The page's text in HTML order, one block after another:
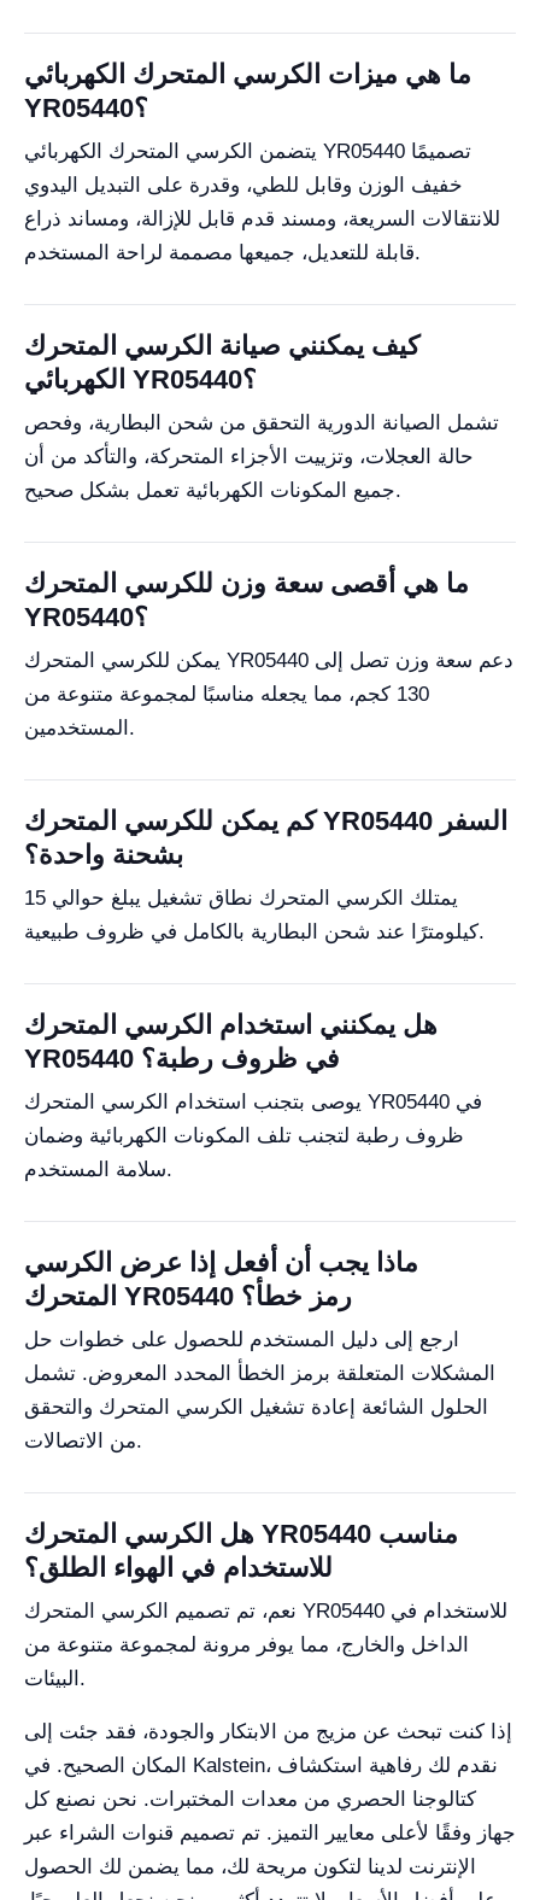
ما هي ميزات الكرسي المتحرك الكهربائي
YR05440؟
يتضمن الكرسي المتحرك الكهربائي YR05440 تصميمًا
خفيف الوزن وقابل للطي، وقدرة على التبديل اليدوي
للانتقالات السريعة، ومسند قدم قابل للإزالة، ومساند ذراع
قابلة للتعديل، جميعها مصممة لراحة المستخدم.
كيف يمكنني صيانة الكرسي المتحرك
الكهربائي YR05440؟
تشمل الصيانة الدورية التحقق من شحن البطارية، وفحص
حالة العجلات، وتزييت الأجزاء المتحركة، والتأكد من أن
جميع المكونات الكهربائية تعمل بشكل صحيح.
ما هي أقصى سعة وزن للكرسي المتحرك
YR05440؟
يمكن للكرسي المتحرك YR05440 دعم سعة وزن تصل إلى
130 كجم، مما يجعله مناسبًا لمجموعة متنوعة من
المستخدمين.
كم يمكن للكرسي المتحرك YR05440 السفر
بشحنة واحدة؟
يمتلك الكرسي المتحرك نطاق تشغيل يبلغ حوالي 15
كيلومترًا عند شحن البطارية بالكامل في ظروف طبيعية.
هل يمكنني استخدام الكرسي المتحرك
YR05440 في ظروف رطبة؟
يوصى بتجنب استخدام الكرسي المتحرك YR05440 في
ظروف رطبة لتجنب تلف المكونات الكهربائية وضمان
سلامة المستخدم.
ماذا يجب أن أفعل إذا عرض الكرسي
المتحرك YR05440 رمز خطأ؟
ارجع إلى دليل المستخدم للحصول على خطوات حل
المشكلات المتعلقة برمز الخطأ المحدد المعروض. تشمل
الحلول الشائعة إعادة تشغيل الكرسي المتحرك والتحقق
من الاتصالات.
هل الكرسي المتحرك YR05440 مناسب
للاستخدام في الهواء الطلق؟
نعم، تم تصميم الكرسي المتحرك YR05440 للاستخدام في
الداخل والخارج، مما يوفر مرونة لمجموعة متنوعة من
البيئات.
إذا كنت تبحث عن مزيج من الابتكار والجودة، فقد جئت إلى
المكان الصحيح. في Kalstein، نقدم لك رفاهية استكشاف
كتالوجنا الحصري من معدات المختبرات. نحن نصنع كل
جهاز وفقًا لأعلى معايير التميز. تم تصميم قنوات الشراء عبر
الإنترنت لدينا لتكون مريحة لك، مما يضمن لك الحصول